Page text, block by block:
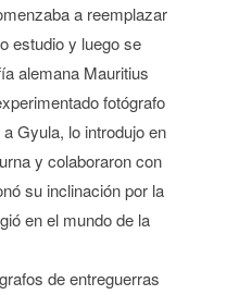
a reemplazar
estudio y luego se
alemana Mauritius
fotógrafo
Gyula, lo introdujo en
y colaboraron con
su inclinación por la
en el mundo de la
de entreguerras